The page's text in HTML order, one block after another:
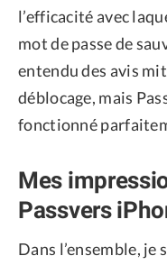
l’efficacité avec
mot de passe de
entendu des avis
déblocage, mais
fonctionné
Mes
Passvers
Dans l’ensemble, je